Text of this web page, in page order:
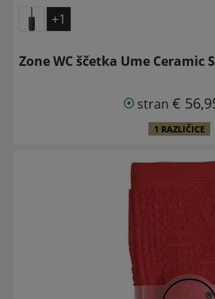
+1
Zone WC ščetka Ume Ceramic
stran€
1 RAZLIČICE